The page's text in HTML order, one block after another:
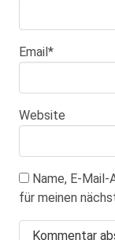
Email*
Website
Name, E-
für meinen